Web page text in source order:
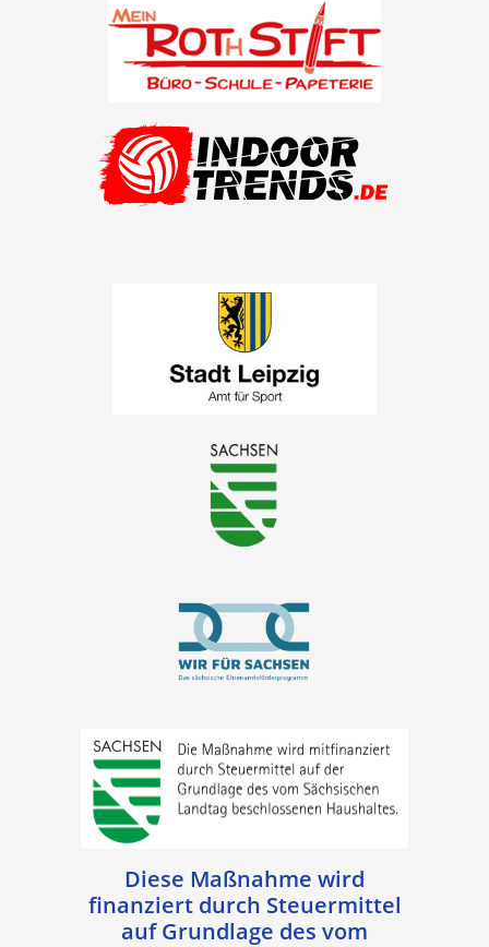
Diese Maßnahme wird
finanziert durch Steuermittel
auf Grundlage des vom